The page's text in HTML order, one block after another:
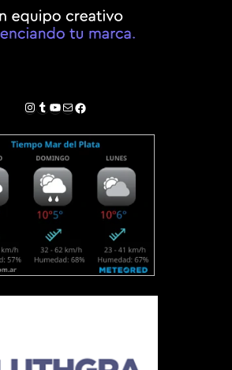
Instagram
Tumblr
YouTube
Correo electrónico
Facebook